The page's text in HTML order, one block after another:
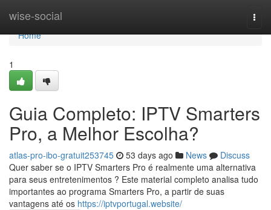
wise-social
Home
Home
1
Guia Completo: IPTV Smarters
Pro, a Melhor Escolha?
atlas-pro-ibo-gratuit253745 53 days ago News
Discuss
Quer saber se o IPTV Smarters Pro é realmente uma alternativa
para seus entretenimentos ? Este material completo analisa tudo
importantes ao programa Smarters Pro, a partir de suas
vantagens até os https://iptvportugal.website/